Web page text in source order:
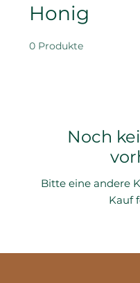
Honig
0 Produkte
Noch
Bitte eine andere
Kauf